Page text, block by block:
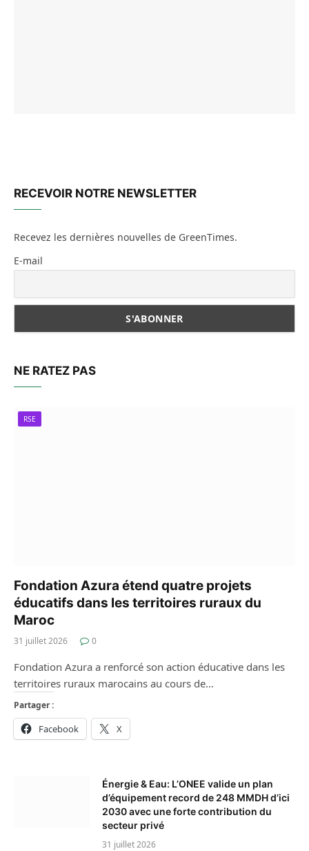
RECEVOIR NOTRE NEWSLETTER
Recevez les dernières nouvelles de GreenTimes.
E-mail
NE RATEZ PAS
RSE
Fondation Azura étend quatre projets
éducatifs dans les territoires ruraux du
Maroc
31 juillet 2026 0
Fondation Azura a renforcé son action éducative dans les
territoires ruraux marocains au cours de…
Partager :
Facebook X
Énergie & Eau: L’ONEE valide un plan
d’équipement record de 248 MMDH d’ici
2030 avec une forte contribution du
secteur privé
31 juillet 2026